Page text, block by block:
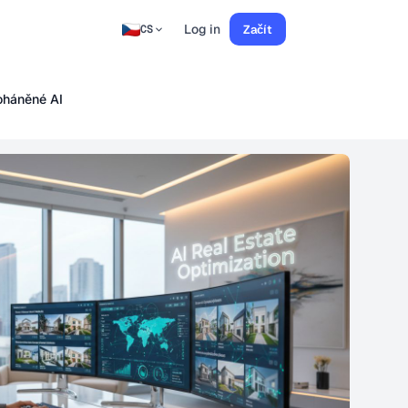
CS Log in Začít
AI